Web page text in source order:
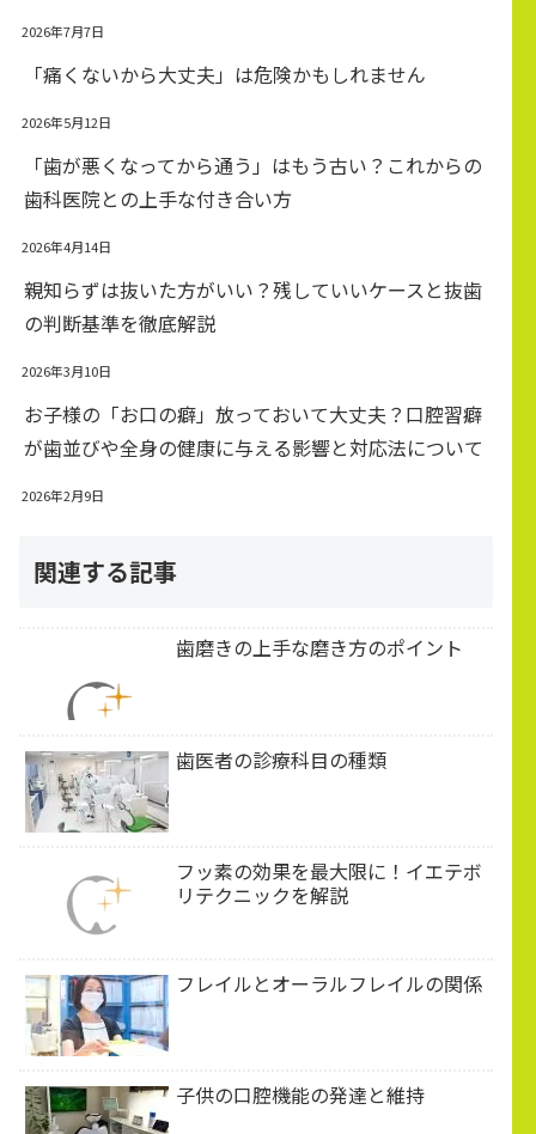
2026年7月7日
「痛くないから大丈夫」は危険かもしれません
2026年5月12日
「歯が悪くなってから通う」はもう古い？これからの
歯科医院との上手な付き合い方
2026年4月14日
親知らずは抜いた方がいい？残していいケースと抜歯
の判断基準を徹底解説
2026年3月10日
お子様の「お口の癖」放っておいて大丈夫？口腔習癖
が歯並びや全身の健康に与える影響と対応法について
2026年2月9日
関連する記事
歯磨きの上手な磨き方のポイント
歯医者の診療科目の種類
フッ素の効果を最大限に！イエテボ
リテクニックを解説
フレイルとオーラルフレイルの関係
子供の口腔機能の発達と維持